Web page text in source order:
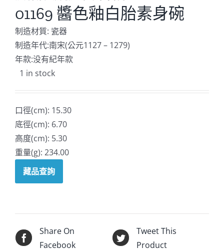
01169 醬色釉白胎素身碗
制造材質: 瓷器
制造年代:南宋(公元1127 – 1279)
年款:没有紀年款
1 in stock
口徑(cm): 15.30
底徑(cm): 6.70
高度(cm): 5.30
重量(g): 234.00
藏品查詢
Share On
Facebook
Tweet This
Product